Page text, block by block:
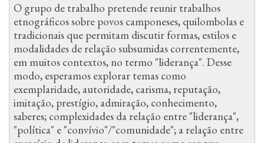
O grupo de trabalho pretende reunir trabalhos
etnográficos sobre povos camponeses, quilombolas e
tradicionais que permitam discutir formas, estilos e
modalidades de relação subsumidas correntemente,
em muitos contextos, no termo "liderança". Desse
modo, esperamos explorar temas como
exemplaridade, autoridade, carisma, reputação,
imitação, prestígio, admiração, conhecimento,
saberes; complexidades da relação entre "liderança",
"política" e "convívio"/"comunidade"; a relação entre